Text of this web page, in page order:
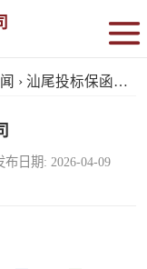
› 汕尾投标保函公司
布日期: 2026-04-09